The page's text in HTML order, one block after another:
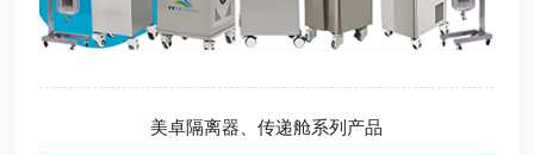
美卓隔离器、传递舱系列产品